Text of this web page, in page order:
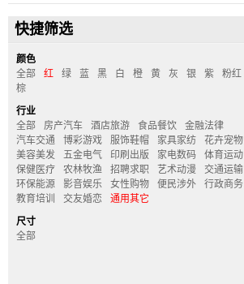
快捷筛选
颜色
全部
红 绿 蓝 黑 白 橙 黄 灰 银 紫
粉红
棕
行业
全部
房产汽车 酒店旅游 食品餐饮
金融法律
汽车交通
博彩游戏 服饰鞋帽 家具家纺
花卉宠物
美容美发
五金电气 印刷出版 家电数码
体育运动
保健医疗
农林牧渔 招聘求职 艺术动漫
交通运输
环保能源
影音娱乐 女性购物 便民涉外
行政商务
教育培训
交友婚恋
通用其它
尺寸
全部